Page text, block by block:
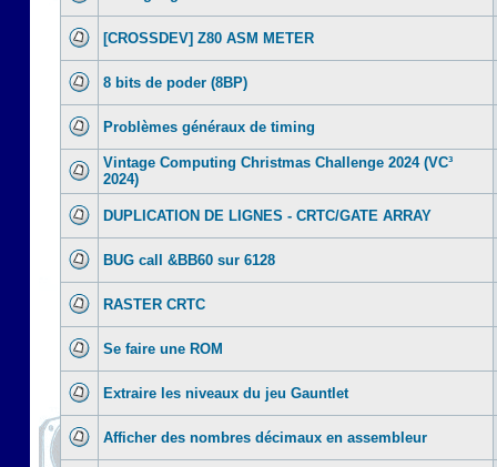
[CROSSDEV] Z80 ASM METER
8 bits de poder (8BP)
Problèmes généraux de timing
Vintage Computing Christmas Challenge 2024 (VC³
2024)
DUPLICATION DE LIGNES - CRTC/GATE ARRAY
BUG call &BB60 sur 6128
RASTER CRTC
Se faire une ROM
Extraire les niveaux du jeu Gauntlet
Afficher des nombres décimaux en assembleur